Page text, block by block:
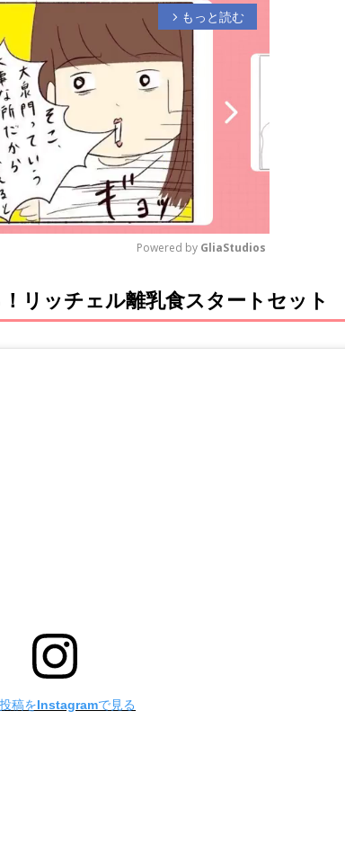
arrow_forward_ios もっと読む
M
u
t
Powered by GliaStudios
リッチェル離乳食スタートセット
稿をInstagramで見る